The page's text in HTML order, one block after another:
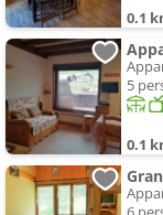
0.1
5
0.1